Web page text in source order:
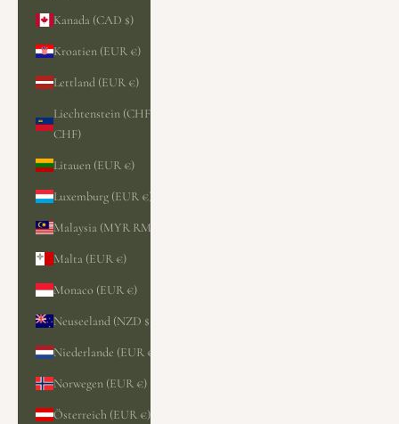
Kanada (CAD $)
Kroatien (EUR €)
Lettland (EUR €)
Liechtenstein (CHF
CHF)
Litauen (EUR €)
Luxemburg (EUR €)
Malaysia (MYR RM)
Malta (EUR €)
Monaco (EUR €)
Neuseeland (NZD $)
Niederlande (EUR €)
Norwegen (EUR €)
Österreich (EUR €)